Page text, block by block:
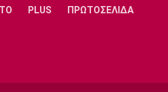
στη Θεσσαλονίκη ο
PLUS ΠΡΩΤΟΣΕΛΙΔΑ